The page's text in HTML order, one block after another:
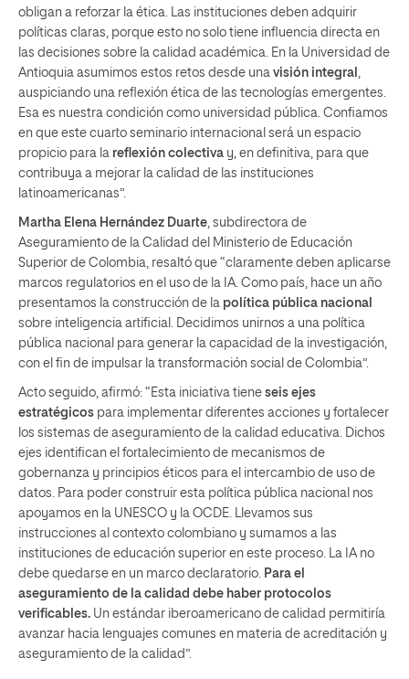
obligan a reforzar la ética. Las instituciones deben adquirir
políticas claras, porque esto no solo tiene influencia directa en
las decisiones sobre la calidad académica. En la Universidad de
Antioquia asumimos estos retos desde una visión integral ,
auspiciando una reflexión ética de las tecnologías emergentes.
Esa es nuestra condición como universidad pública. Confiamos
en que este cuarto seminario internacional será un espacio
propicio para la reflexión colectiva y, en definitiva, para que
contribuya a mejorar la calidad de las instituciones
latinoamericanas”.
Martha Elena Hernández Duarte, subdirectora de
Aseguramiento de la Calidad del Ministerio de Educación
Superior de Colombia, resaltó que “claramente deben aplicarse
marcos regulatorios en el uso de la IA. Como país, hace un año
presentamos la construcción de la política pública nacional
sobre inteligencia artificial. Decidimos unirnos a una política
pública nacional para generar la capacidad de la investigación,
con el fin de impulsar la transformación social de Colombia”.
Acto seguido, afirmó: “Esta iniciativa tiene seis ejes
estratégicos para implementar diferentes acciones y fortalecer
los sistemas de aseguramiento de la calidad educativa. Dichos
ejes identifican el fortalecimiento de mecanismos de
gobernanza y principios éticos para el intercambio de uso de
datos. Para poder construir esta política pública nacional nos
apoyamos en la UNESCO y la OCDE. Llevamos sus
instrucciones al contexto colombiano y sumamos a las
instituciones de educación superior en este proceso. La IA no
debe quedarse en un marco declaratorio. Para el
aseguramiento de la calidad debe haber protocolos
verificables. Un estándar iberoamericano de calidad permitiría
avanzar hacia lenguajes comunes en materia de acreditación y
aseguramiento de la calidad”.